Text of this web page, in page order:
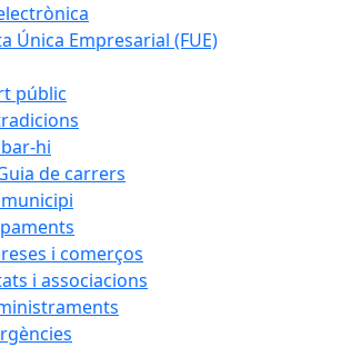
Única Empresarial (FUE)
públic
hi
de carrers
i comerços
i associacions